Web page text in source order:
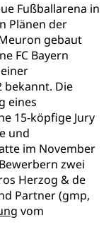
Fußballarena in
Plänen der
gebaut
FC Bayern
bekannt. Die
eines
15-köpfige Jury
und
im November
zwei
Herzog & de
Partner (gmp,
vom